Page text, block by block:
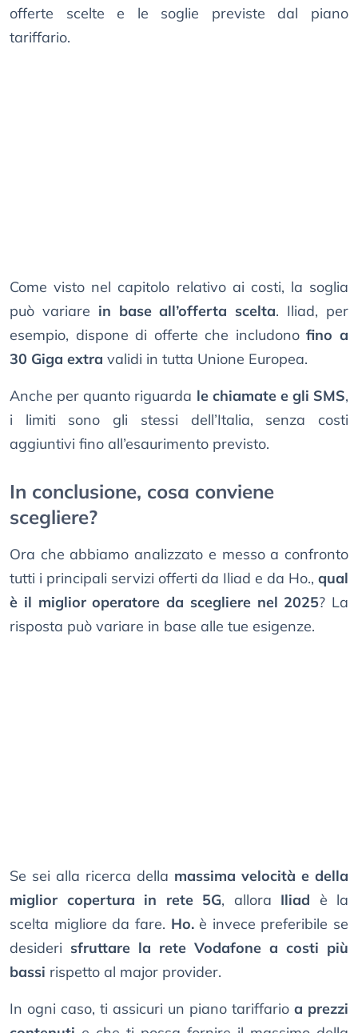
offerte scelte e le soglie previste dal piano
tariffario.
Come visto nel capitolo relativo ai costi, la soglia
può variare in base all’offerta scelta. Iliad, per
esempio, dispone di offerte che includonofino a
30 Giga extra validi in tutta Unione Europea.
Anche per quanto riguarda le chiamate e gli SMS,
i limiti sono gli stessi dell’Italia, senza costi
aggiuntivi fino all’esaurimento previsto.
In conclusione, cosa conviene
scegliere?
Ora che abbiamo analizzato e messo a confronto
tutti i principali servizi offerti da Iliad e da Ho., qual
è il miglior operatore da scegliere nel 2025? La
risposta può variare in base alle tue esigenze.
Se sei alla ricerca della massima velocità e della
miglior copertura in rete 5G, allora Iliad è la
scelta migliore da fare. Ho.è invece preferibile se
desideri sfruttare la rete Vodafone a costi più
bassi rispetto al major provider.
In ogni caso, ti assicuri un piano tariffario a prezzi